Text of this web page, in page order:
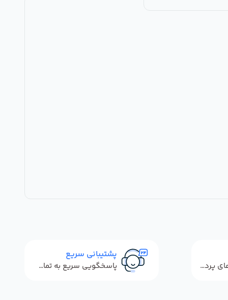
استفاده از روش‌های پرداخت امن
پشتیبانی سریع
پاسخگویی سریع به تماس‌ها و پیام‌ها